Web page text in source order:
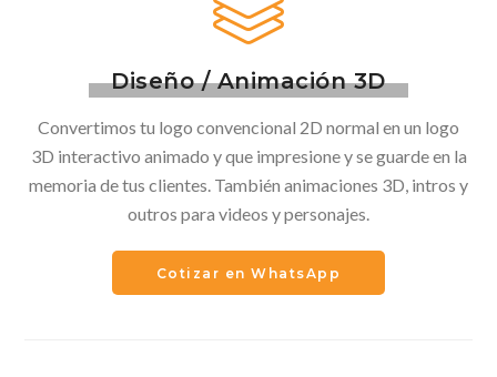
Diseño / Animación 3D
Convertimos tu logo convencional 2D normal en un logo
3D interactivo animado y que impresione y se guarde en la
memoria de tus clientes. También animaciones 3D, intros y
outros para videos y personajes.
Cotizar en WhatsApp